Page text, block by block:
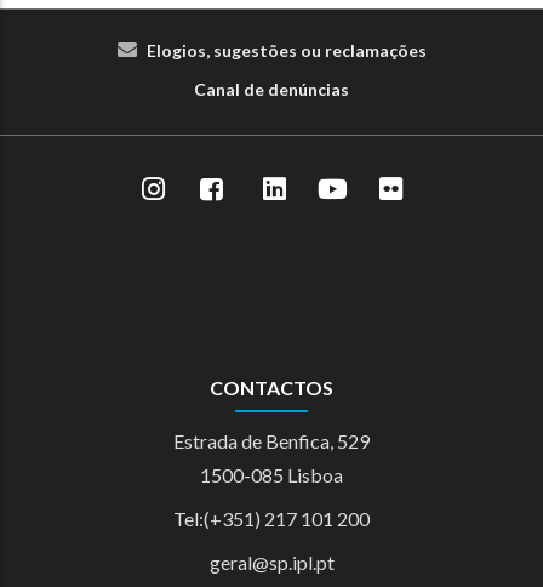
Elogios, sugestões ou reclamações
Canal de denúncias
CONTACTOS
Estrada de Benfica, 529
1500-085 Lisboa
Tel:(+351) 217 101 200
geral@sp.ipl.pt